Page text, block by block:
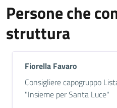
Persone che
struttura
Fiorella Favaro
Descrizione breve
Consigliere capogruppo
"Insieme per Santa Luce"